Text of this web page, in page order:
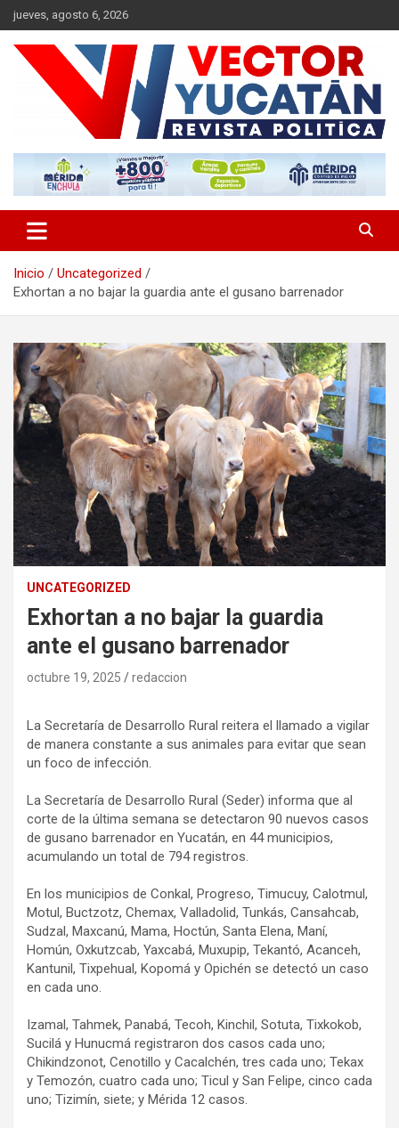
Saltar
al
contenido
jueves, agosto 6, 2026
Vector Yucatán
Inicio
Uncategorized
Exhortan a no bajar la guardia ante el gusano barrenador
UNCATEGORIZED
Exhortan a no bajar la guardia
ante el gusano barrenador
octubre 19, 2025 redaccion
La Secretaría de Desarrollo Rural reitera el llamado a vigilar
de manera constante a sus animales para evitar que sean
un foco de infección.
La Secretaría de Desarrollo Rural (Seder) informa que al
corte de la última semana se detectaron 90 nuevos casos
de gusano barrenador en Yucatán, en 44 municipios,
acumulando un total de 794 registros.
En los municipios de Conkal, Progreso, Timucuy, Calotmul,
Motul, Buctzotz, Chemax, Valladolid, Tunkás, Cansahcab,
Sudzal, Maxcanú, Mama, Hoctún, Santa Elena, Maní,
Homún, Oxkutzcab, Yaxcabá, Muxupip, Tekantó, Acanceh,
Kantunil, Tixpehual, Kopomá y Opichén se detectó un caso
en cada uno.
Izamal, Tahmek, Panabá, Tecoh, Kinchil, Sotuta, Tixkokob,
Sucilá y Hunucmá registraron dos casos cada uno;
Chikindzonot, Cenotillo y Cacalchén, tres cada uno; Tekax
y Temozón, cuatro cada uno; Ticul y San Felipe, cinco cada
uno; Tizimín, siete; y Mérida 12 casos.